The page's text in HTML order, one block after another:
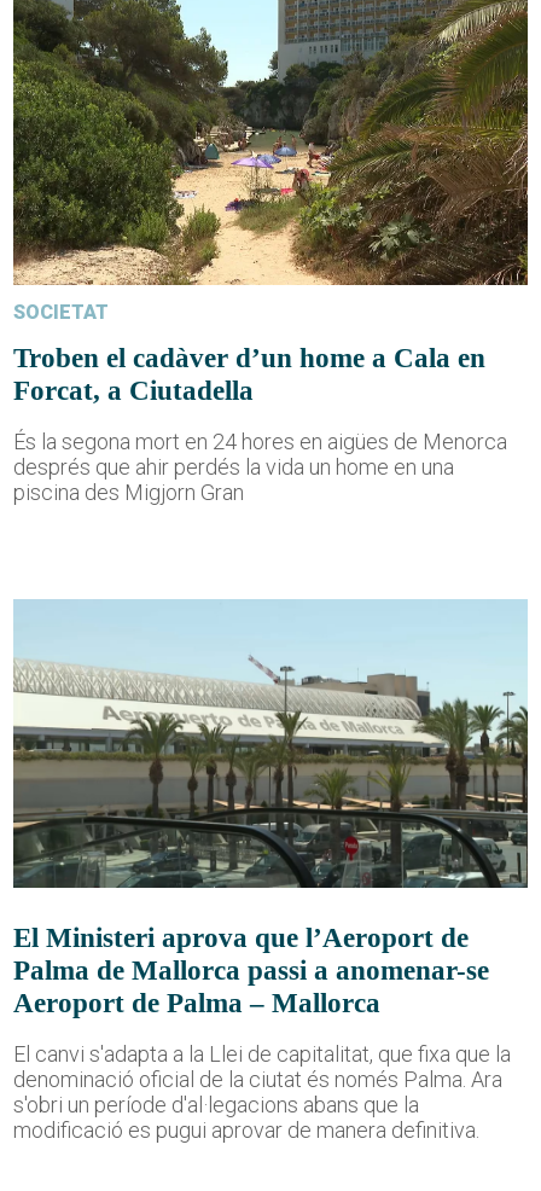
SOCIETAT
Troben el cadàver d’un home a Cala en
Forcat, a Ciutadella
És la segona mort en 24 hores en aigües de Menorca
després que ahir perdés la vida un home en una
piscina des Migjorn Gran
El Ministeri aprova que l’Aeroport de
Palma de Mallorca passi a anomenar-se
Aeroport de Palma – Mallorca
El canvi s'adapta a la Llei de capitalitat, que fixa que la
denominació oficial de la ciutat és només Palma. Ara
s'obri un període d'al·legacions abans que la
modificació es pugui aprovar de manera definitiva.